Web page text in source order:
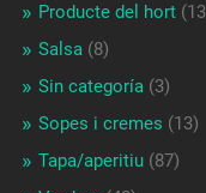
Producte del hort
Salsa(8)
Sin categoría(3)
Sopes i cremes (13)
Tapa/aperitiu(87)